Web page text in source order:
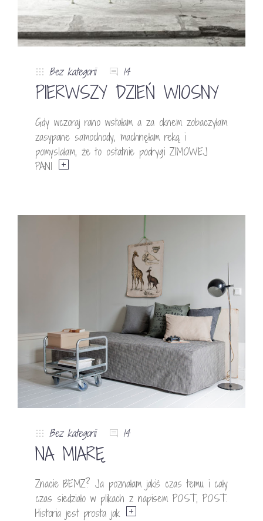
Bez kategorii 14
PIERWSZY DZIEŃ WIOSNY
Gdy wczoraj rano wstałam a za oknem zobaczyłam
zasypane samochody, machnęłam reką i
pomyslałam, że to ostatnie podrygi ZIMOWEJ
PANI
Bez kategorii 14
NA MIARĘ
Znacie BEMZ? Ja poznałam jakiś czas temu i cały
czas siedziało w plikach z napisem POST, POST.
Historia jest prosta jak